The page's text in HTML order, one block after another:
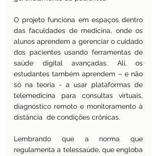
O projeto funciona em espaços dentro
das faculdades de medicina, onde os
alunos aprendem a gerenciar o cuidado
dos pacientes usando ferramentas de
saúde digital avançadas. Ali, os
estudantes também aprendem – e não
só na teoria - a usar plataformas de
telemedicina para consultas virtuais,
diagnóstico remoto e monitoramento à
distância  de condições crônicas.
Lembrando que a norma que
regulamenta a telessaúde, que engloba